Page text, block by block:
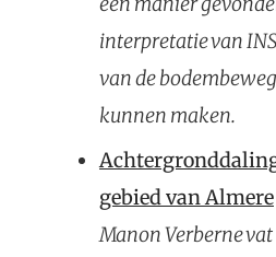
interpretatie van
van de
kunnen maken.
gebied van Almere
Manon Verberne